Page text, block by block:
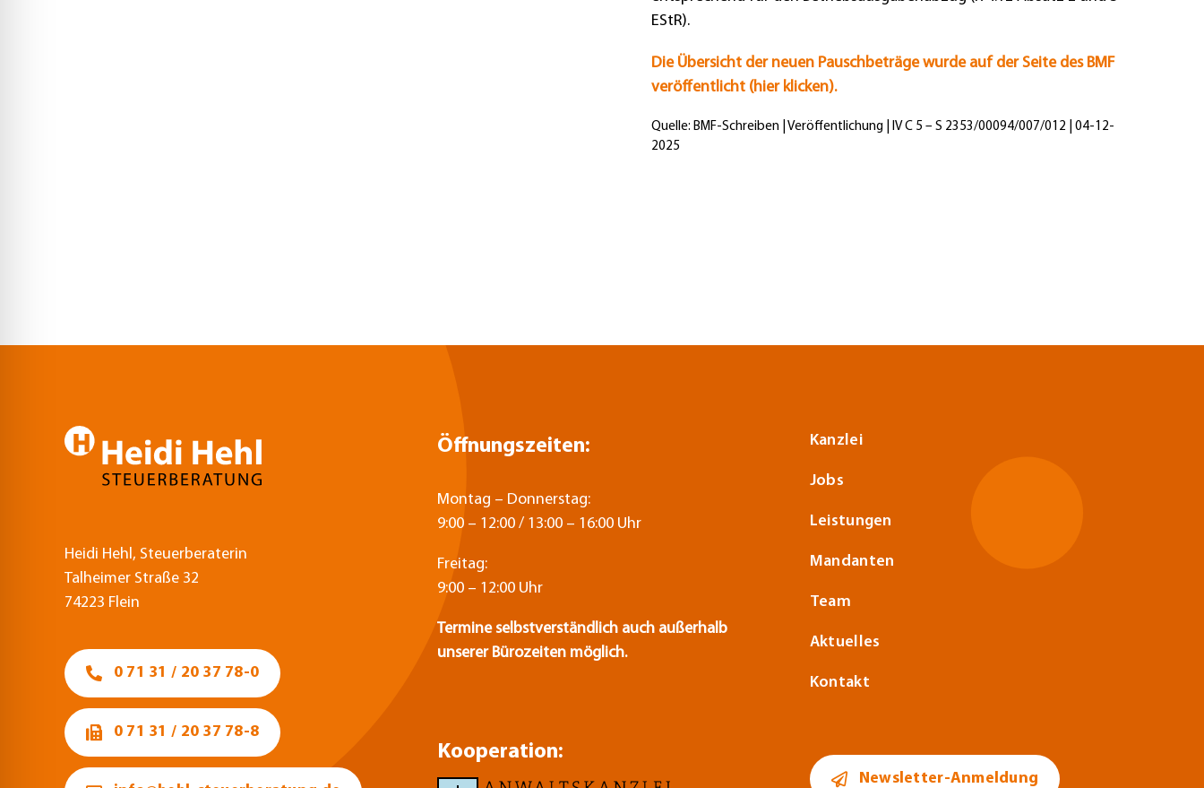
EStR).
Die Übersicht der neuen Pauschbeträge wurde auf der Seite des BMF
veröffentlicht (hier klicken).
Quelle: BMF-Schreiben | Veröffentlichung | IV C 5 – S 2353/00094/007/012 | 04-12-
2025
Heidi Hehl, Steuerberaterin
Talheimer Straße 32
74223 Flein
0 71 31 / 20 37 78-0
0 71 31 / 20 37 78-8
Öffnungszeiten:
Montag – Donnerstag:
9:00 – 12:00 / 13:00 – 16:00 Uhr
Freitag:
9:00 – 12:00 Uhr
Termine selbstverständlich auch außerhalb
unserer Bürozeiten möglich.
Kooperation:
Kanzlei
Jobs
Leistungen
Mandanten
Team
Aktuelles
Kontakt
Newsletter-Anmeldung